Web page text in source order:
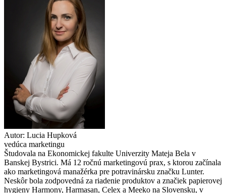
Autor: Lucia Hupková
vedúca marketingu
Študovala na Ekonomickej fakulte Univerzity Mateja Bela v
Banskej Bystrici. Má 12 ročnú marketingovú prax, s ktorou začínala
ako marketingová manažérka pre potravinársku značku Lunter.
Neskôr bola zodpovedná za riadenie produktov a značiek papierovej
hygieny Harmony, Harmasan, Celex a Meeko na Slovensku, v